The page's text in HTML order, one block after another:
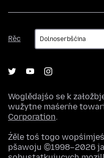
Rěc
Rěc
Woglědajśo se k
wužytne maśeŕne
Corporation.
Źěle toś togo
pšawoju ©1998–2026